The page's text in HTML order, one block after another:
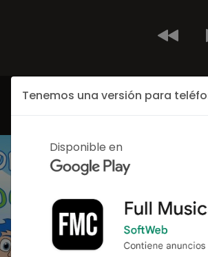
Inicio Últimos Cantantes
Tenemos una versión para
Disponible en